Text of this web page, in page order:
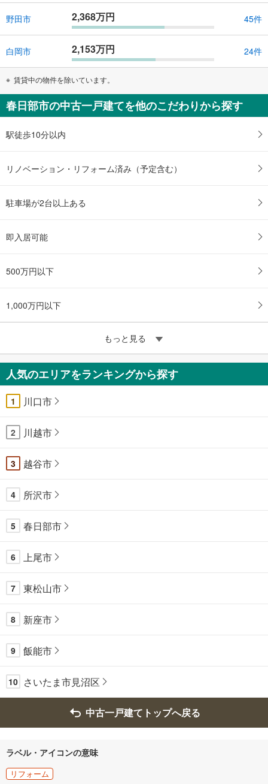
野田市 2,368万円 45件
白岡市 2,153万円 24件
賃貸中の物件を除いています。
春日部市の中古一戸建てを他のこだわりから探す
駅徒歩10分以内
リノベーション・リフォーム済み（予定含む）
駐車場が2台以上ある
即入居可能
500万円以下
1,000万円以下
もっと見る
人気のエリアをランキングから探す
1 川口市
2 川越市
3 越谷市
4 所沢市
5 春日部市
6 上尾市
7 東松山市
8 新座市
9 飯能市
10 さいたま市見沼区
中古一戸建てトップへ戻る
ラベル・アイコンの意味
リフォーム